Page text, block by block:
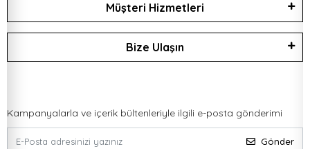
Müşteri Hizmetleri
Bize Ulaşın
Kampanyalarla ve içerik bültenleriyle ilgili e-posta gönderimi
Gönder